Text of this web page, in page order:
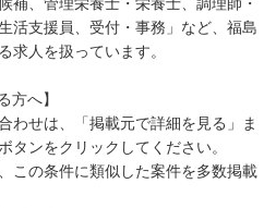
活支援員、受付・事務」など、福島
求人を扱っています。
方へ】
わせは、「掲載元で詳細を見る」ま
タンをクリックしてください。
この条件に類似した案件を多数掲載